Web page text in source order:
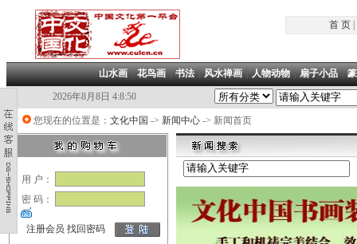
首 页|
山水画|花鸟画|书法|风水禅画|人物动物|扇子小品|
2026年8月8日 4:8:51
您现在的位置是： 文化中国 -> 新闻中心 -> 新闻首页
用 户：
密 码：
注册会员 找回密码